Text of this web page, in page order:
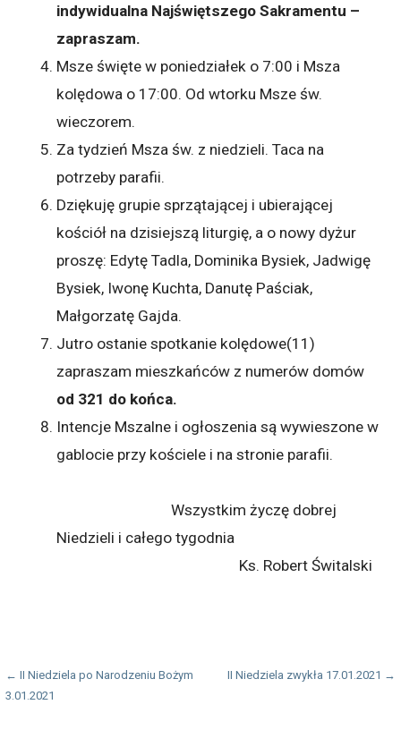
indywidualna Najświętszego Sakramentu –
zapraszam.
Msze święte w poniedziałek o 7:00 i Msza
kolędowa o 17:00. Od wtorku Msze św.
wieczorem.
Za tydzień Msza św. z niedzieli.Taca na
potrzeby parafii.
Dziękuję grupie sprzątającej i ubierającej
kościół na dzisiejszą liturgię, a o nowy dyżur
proszę: Edytę Tadla, Dominika Bysiek, Jadwigę
Bysiek, Iwonę Kuchta, Danutę Paściak,
Małgorzatę Gajda.
Jutro ostanie spotkanie kolędowe(11)
zapraszam mieszkańców z numerów domów
od 321 do końca.
Intencje Mszalne i ogłoszenia są wywieszone w
gablocie przy kościele i na stronie parafii.
Wszystkim życzę dobrej
Niedzieli i całego tygodnia
Ks. Robert Świtalski
Nawigacja
← II Niedziela po Narodzeniu Bożym
3.01.2021
II Niedziela zwykła 17.01.2021 →